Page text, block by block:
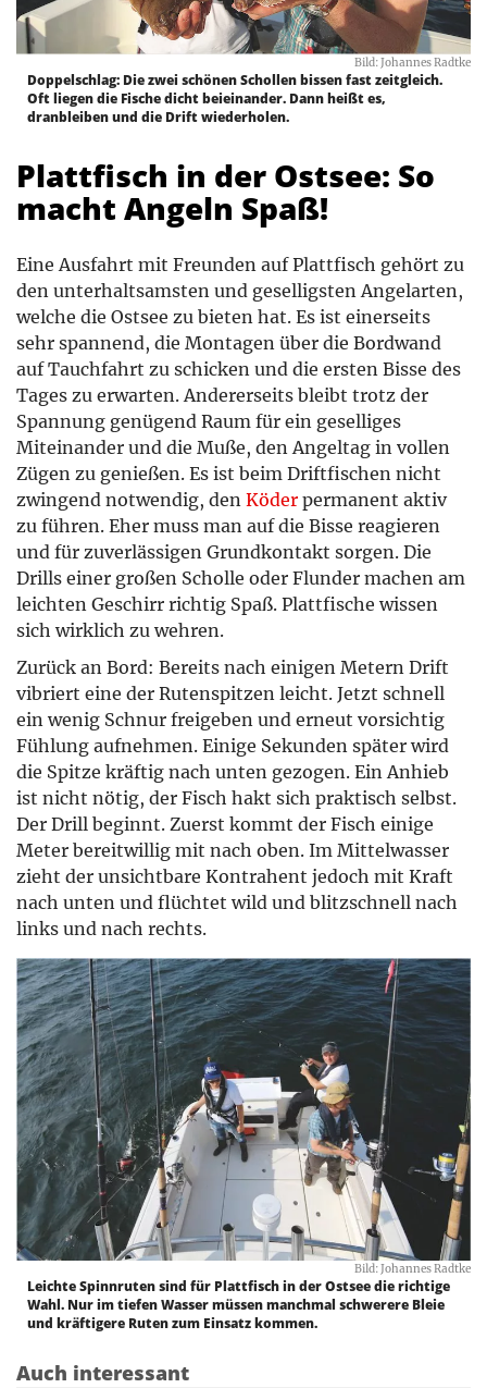
Bild: Johannes Radtke
Doppelschlag: Die zwei schönen Schollen bissen fast zeitgleich.
Oft liegen die Fische dicht beieinander. Dann heißt es,
dranbleiben und die Drift wiederholen.
Plattfisch in der Ostsee: So
macht Angeln Spaß!
Eine Ausfahrt mit Freunden auf Plattfisch gehört zu
den unterhaltsamsten und geselligsten Angelarten,
welche die Ostsee zu bieten hat. Es ist einerseits
sehr spannend, die Montagen über die Bordwand
auf Tauchfahrt zu schicken und die ersten Bisse des
Tages zu erwarten. Andererseits bleibt trotz der
Spannung genügend Raum für ein geselliges
Miteinander und die Muße, den Angeltag in vollen
Zügen zu genießen. Es ist beim Driftfischen nicht
zwingend notwendig, den Köder permanent aktiv
zu führen. Eher muss man auf die Bisse reagieren
und für zuverlässigen Grundkontakt sorgen. Die
Drills einer großen Scholle oder Flunder machen am
leichten Geschirr richtig Spaß. Plattfische wissen
sich wirklich zu wehren.
Zurück an Bord: Bereits nach einigen Metern Drift
vibriert eine der Rutenspitzen leicht. Jetzt schnell
ein wenig Schnur freigeben und erneut vorsichtig
Fühlung aufnehmen. Einige Sekunden später wird
die Spitze kräftig nach unten gezogen. Ein Anhieb
ist nicht nötig, der Fisch hakt sich praktisch selbst.
Der Drill beginnt. Zuerst kommt der Fisch einige
Meter bereitwillig mit nach oben. Im Mittelwasser
zieht der unsichtbare Kontrahent jedoch mit Kraft
nach unten und flüchtet wild und blitzschnell nach
links und nach rechts.
Bild: Johannes Radtke
Leichte Spinnruten sind für Plattfisch in der Ostsee die richtige
Wahl. Nur im tiefen Wasser müssen manchmal schwerere Bleie
und kräftigere Ruten zum Einsatz kommen.
Auch interessant